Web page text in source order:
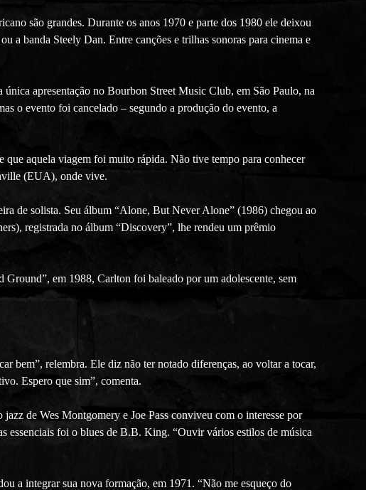
são grandes. Durante os anos 1970 e parte dos 1980 ele deixou
a banda Steely Dan. Entre canções e trilhas sonoras para cinema e
apresentação no Bourbon Street Music Club, em São Paulo, na
o evento foi cancelado – segundo a produção do evento, a
que aquela viagem foi muito rápida. Não tive tempo para conhecer
(EUA), onde vive.
de solista. Seu álbum “Alone, But Never Alone” (1986) chegou ao
registrada no álbum “Discovery”, lhe rendeu um prêmio
em 1988, Carlton foi baleado por um adolescente, sem
bem”, relembra. Ele diz não ter notado diferenças, ao voltar a tocar,
Espero que sim”, comenta.
de Wes Montgomery e Joe Pass conviveu com o interesse por
essenciais foi o blues de B.B. King. “Ouvir vários estilos de música
a integrar sua nova formação, em 1971. “Não me esqueço do